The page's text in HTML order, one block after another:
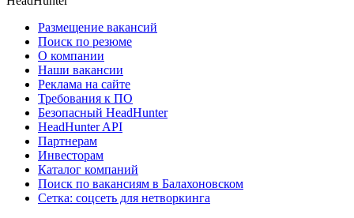
Размещение вакансий
Поиск по резюме
О компании
Наши вакансии
Реклама на сайте
Требования к ПО
Безопасный HeadHunter
HeadHunter API
Партнерам
Инвесторам
Каталог компаний
Поиск по вакансиям в Балахоновском
Сетка: соцсеть для нетворкинга